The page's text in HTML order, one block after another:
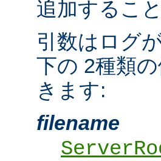
追加するこ
引数はログ
下の 2種類
きます:
filename